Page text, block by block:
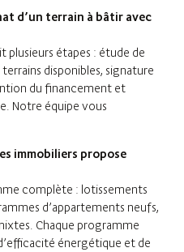
d’un terrain à bâtir avec
plusieurs étapes : étude de
disponibles, signature
du financement et
Notre équipe vous
immobiliers propose
complète : lotissements
d’appartements neufs,
Chaque programme
énergétique et de